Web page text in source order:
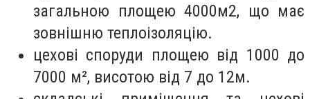
загальною площею 4000м2, що має
зовнішню теплоізоляцію.
цехові споруди площею від 1000 до
7000 м², висотою від 7 до 12м.